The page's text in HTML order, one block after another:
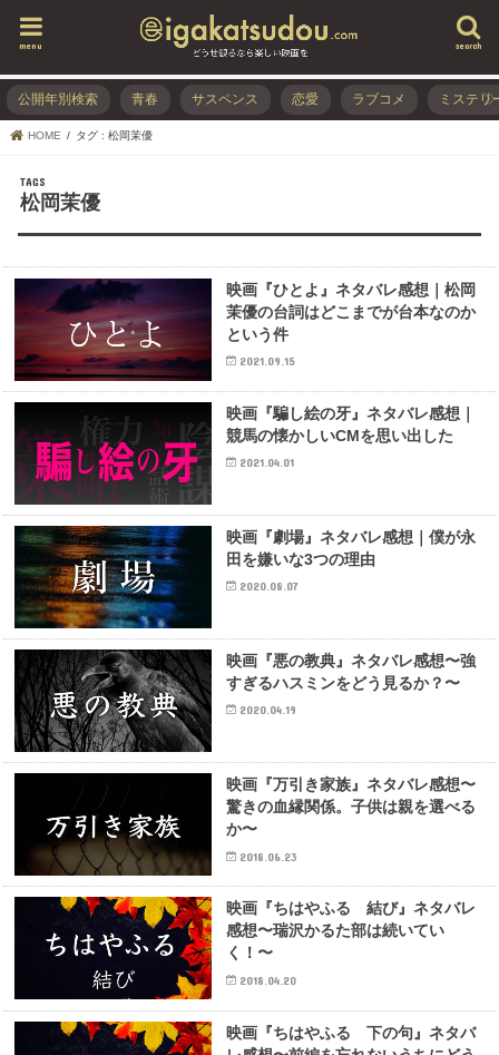
search
menu
公開年別検索 青春 サスペンス 恋愛 ラブコメ ミステリ
HOME タグ : 松岡茉優
松岡茉優
映画『ひとよ』ネタバレ感想｜松岡
茉優の台詞はどこまでが台本なのか
という件
2021.09.15
映画『騙し絵の牙』ネタバレ感想｜
競馬の懐かしいCMを思い出した
2021.04.01
映画『劇場』ネタバレ感想｜僕が永
田を嫌いな3つの理由
2020.08.07
映画『悪の教典』ネタバレ感想〜強
すぎるハスミンをどう見るか？〜
2020.04.19
映画『万引き家族』ネタバレ感想〜
驚きの血縁関係。子供は親を選べる
か〜
2018.06.23
映画『ちはやふる 結び』ネタバレ
感想〜瑞沢かるた部は続いてい
く！〜
2018.04.20
映画『ちはやふる 下の句』ネタバ